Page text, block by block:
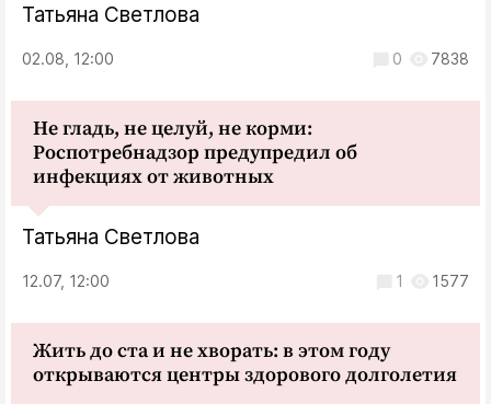
Татьяна Светлова
02.08, 12:00 0 7838
Не гладь, не целуй, не корми:
Роспотребнадзор предупредил об
инфекциях от животных
Татьяна Светлова
12.07, 12:00 1 1577
Жить до ста и не хворать: в этом году
открываются центры здорового долголетия